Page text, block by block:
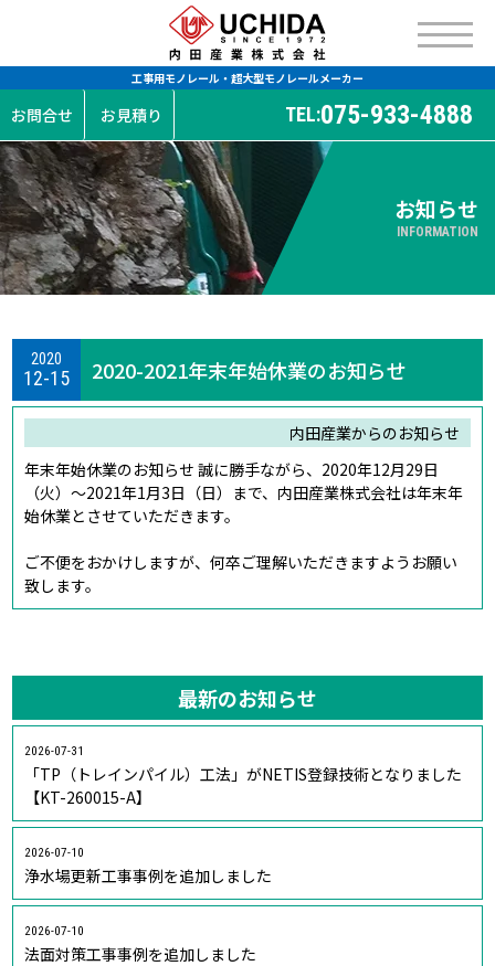
工事用モノレール・超大型モノレールメーカー
お問合せ お見積り TEL:075-933-4888
お知らせ
INFORMATION
2020
12-15 2020-2021年末年始休業のお知らせ
内田産業からのお知らせ
年末年始休業のお知らせ 誠に勝手ながら、2020年12月29日
（火）～2021年1月3日（日）まで、内田産業株式会社は年末年
始休業とさせていただきます。
ご不便をおかけしますが、何卒ご理解いただきますようお願い
致します。
最新のお知らせ
2026-07-31
「TP（トレインパイル）工法」がNETIS登録技術となりました
【KT-260015-A】
2026-07-10
浄水場更新工事事例を追加しました
2026-07-10
法面対策工事事例を追加しました